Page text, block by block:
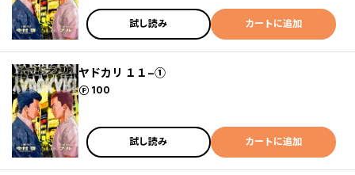
試し読み カートに追加
ヤドカリ １１−①
100
ポイント
試し読み カートに追加